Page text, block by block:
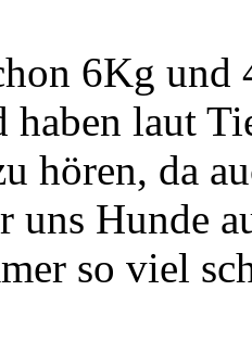
6Kg
haben laut
hören, da
uns Hunde
so viel